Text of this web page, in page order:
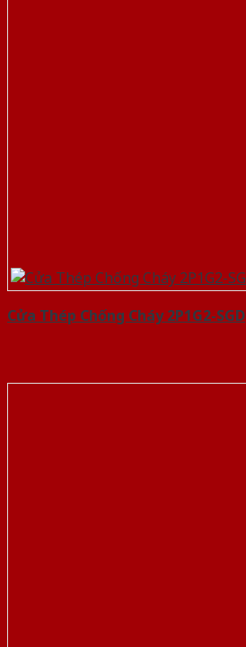
Cửa Thép Chống Cháy 2P1G2-SGD